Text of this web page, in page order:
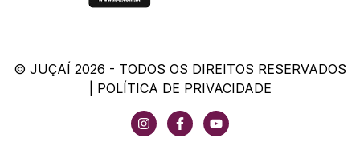
© JUÇAÍ 2026 - TODOS OS DIREITOS RESERVADOS
POLÍTICA DE PRIVACIDADE